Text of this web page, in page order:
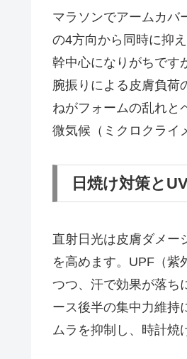
マラソンでアームカバ
の4方向から同時に抑
幹中心になりがちです
腕振りによる皮膚負荷
ねがフォームの乱れと
微気候（ミクロクライ
日焼け対策と
直射日光は皮膚ダメー
を高めます。UPF（紫
つつ、汗で効果が落ち
ース後半の集中力維持
ムラを抑制し、時計焼